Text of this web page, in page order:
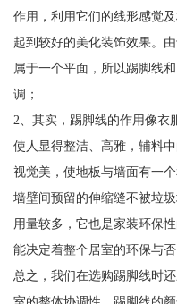
作用，利用它们的线形感觉
起到较好的美化装饰效果。
属于一个平面，所以踢脚线
调；
2、其实，踢脚线的作用像衣
使人显得整洁、高雅，辅料
视觉美，使地板与墙面有一
墙壁间预留的伸缩缝不被垃
用量较多，它也是家装环保
能决定着整个居室的环保与否
总之，我们在选购踢脚线时